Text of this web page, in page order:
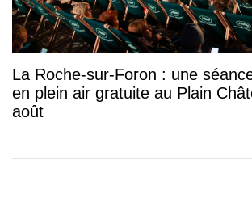
La Roche-sur-Foron : une
en plein air gratuite au Plain
août